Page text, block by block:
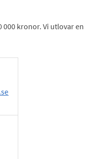
kronor. Vi utlovar en